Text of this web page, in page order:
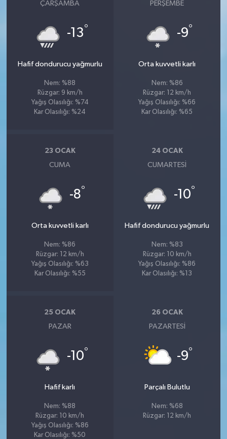
ÇARŞAMBA
-13°
Hafif dondurucu yağmurlu
Nem: %88
Rüzgar: 9 km/h
Yağış Olasılığı: %74
Kar Olasılığı: %24
PERŞEMBE
-9°
Orta kuvvetli karlı
Nem: %86
Rüzgar: 12 km/h
Yağış Olasılığı: %66
Kar Olasılığı: %65
23 OCAK
CUMA
-8°
Orta kuvvetli karlı
Nem: %86
Rüzgar: 12 km/h
Yağış Olasılığı: %63
Kar Olasılığı: %55
24 OCAK
CUMARTESI
-10°
Hafif dondurucu yağmurlu
Nem: %83
Rüzgar: 10 km/h
Yağış Olasılığı: %86
Kar Olasılığı: %13
25 OCAK
PAZAR
-10°
Hafif karlı
Nem: %88
Rüzgar: 10 km/h
Yağış Olasılığı: %86
Kar Olasılığı: %50
26 OCAK
PAZARTESI
-9°
Parçalı Bulutlu
Nem: %68
Rüzgar: 12 km/h